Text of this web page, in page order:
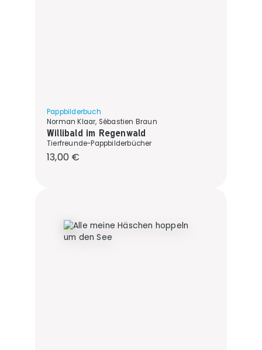
Pappbilderbuch
Norman Klaar, Sébastien Braun
Willibald im Regenwald
Tierfreunde-Pappbilderbücher
Regulärer Preis:
13,00 €